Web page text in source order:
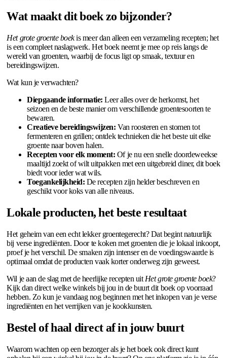
Wat maakt dit boek zo bijzonder?
Het grote groente boekis meer dan alleen een verzameling recepten; het
is een compleet naslagwerk. Het boek neemt je mee op reis langs de
wereld van groenten, waarbij de focus ligt op smaak, textuur en
bereidingswijzen.
Wat kun je verwachten?
Diepgaande informatie: Leer alles over de herkomst, het
seizoen en de beste manier om verschillende groentesoorten te
bewaren.
Creatieve bereidingswijzen: Van roosteren en stomen tot
fermenteren en grillen; ontdek technieken die het beste uit elke
groente naar boven halen.
Recepten voor elk moment: Of je nu een snelle doordeweekse
maaltijd zoekt of wilt uitpakken met een uitgebreid diner, dit boek
biedt voor ieder wat wils.
Toegankelijkheid: De recepten zijn helder beschreven en
geschikt voor koks van alle niveaus.
Lokale producten, het beste resultaat
Het geheim van een echt lekker groentegerecht? Dat begint natuurlijk
bij verse ingrediënten. Door te koken met groenten die je lokaal inkoopt,
proef je het verschil. De smaken zijn intenser en de voedingswaarde is
optimaal omdat de producten vaak korter onderweg zijn geweest.
Wil je aan de slag met de heerlijke recepten uit Het grote groente boek?
Kijk dan direct welke winkels bij jou in de buurt dit boek op voorraad
hebben. Zo kun je vandaag nog beginnen met het inkopen van je verse
ingrediënten en het verrijken van je kookkunsten.
Bestel of haal direct af in jouw buurt
Waarom wachten op een bezorger als je het boek ook direct kunt